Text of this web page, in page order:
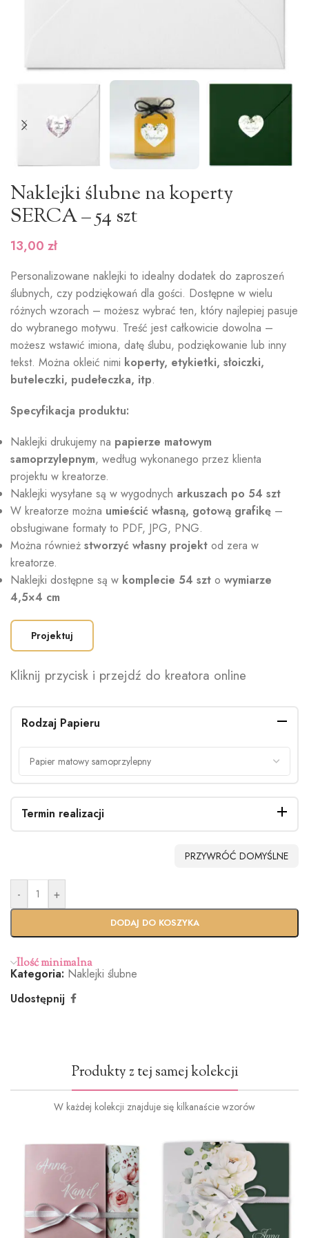
Naklejki ślubne na koperty
SERCA – 54 szt
13,00 zł
Personalizowane naklejki to idealny dodatek do zaproszeń
ślubnych, czy podziękowań dla gości. Dostępne w wielu
różnych wzorach – możesz wybrać ten, który najlepiej pasuje
do wybranego motywu. Treść jest całkowicie dowolna –
możesz wstawić imiona, datę ślubu, podziękowanie lub inny
tekst. Można okleić nimi koperty, etykietki, słoiczki,
buteleczki, pudełeczka, itp.
Specyfikacja produktu:
Naklejki drukujemy na papierze matowym
samoprzylepnym, według wykonanego przez klienta
projektu w kreatorze.
Naklejki wysyłane są w wygodnych arkuszach po 54 szt
W kreatorze można umieścić własną, gotową grafikę –
obsługiwane formaty to PDF, JPG, PNG.
Można również stworzyć własny projekt od zera w
kreatorze.
Naklejki dostępne są w komplecie 54 szt o wymiarze
4,5×4 cm
Projektuj
Kliknij przycisk i przejdź do kreatora online
Rodzaj Papieru
Termin realizacji
Standardo
Ekspres
(+100zł)
PRZYWRÓĆ DOMYŚLNE
- +
DODAJ DO KOSZYKA
Ilość minimalna
Kategoria: Naklejki ślubne
Udostępnij
Produkty z tej samej kolekcji
W każdej kolekcji znajduje się kilkanaście wzorów